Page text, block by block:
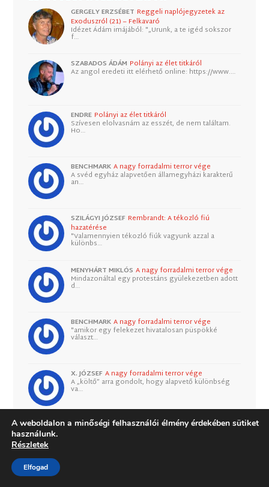
GERGELY ERZSÉBET Reggeli naplójegyzetek az
Exoduszról (21) – Felkavaró
Idézet Ádám imájából: "„Urunk, a te igéd sokszor
f…
SZABADOS ÁDÁM Polányi az élet titkáról
Az angol eredeti itt elérhető online: https://www.…
ENDRE Polányi az élet titkáról
Szívesen elolvasnám az esszét, de nem találtam.
Ho…
BENCHMARK A nagy forradalmi terror vége
A svéd egyház alapvetően államegyházi karakterű
an…
SZILÁGYI JÓZSEF Rembrandt: A tékozló fiú
hazatérése
"Valamennyien tékozló fiúk vagyunk azzal a
különbs…
MENYHÁRT MIKLÓS A nagy forradalmi terror vége
Mindazonáltal egy protestáns gyülekezetben adott
d…
BENCHMARK A nagy forradalmi terror vége
"amikor egy felekezet hivatalosan püspökké
választ…
X. JÓZSEF A nagy forradalmi terror vége
A „költő” arra gondolt, hogy alapvető különbség
va…
KERESZTÉNY A nagy forradalmi terror vége
A weboldalon a minőségi felhasználói élmény érdekében sütiket
használunk.
Részletek
Elfogad